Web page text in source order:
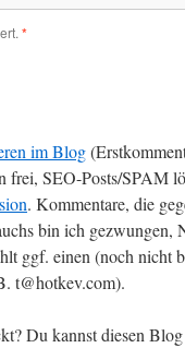
*
im Blog
frei, SEO-Posts/SPAM
. Kommentare, die
bin ich gezwungen,
ggf. einen (noch nicht
t@hotkev.com).
Du kannst diesen